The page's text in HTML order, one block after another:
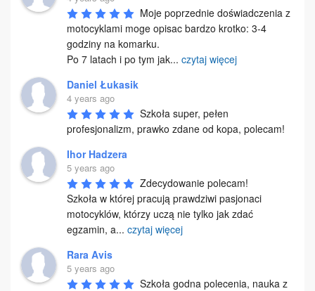
Moje poprzednie doświadczenia z
motocyklami moge opisac bardzo krotko: 3-4
godziny na komarku.
Po 7 latach i po tym jak... czytaj więcej
Daniel Łukasik
4 years ago
Szkoła super, pełen
profesjonalizm, prawko zdane od kopa, polecam!
Ihor Hadzera
5 years ago
Zdecydowanie polecam!
Szkoła w której pracują prawdziwi pasjonaci
motocyklów, którzy uczą nie tylko jak zdać
egzamin, a... czytaj więcej
Rara Avis
5 years ago
Szkoła godna polecenia, nauka z